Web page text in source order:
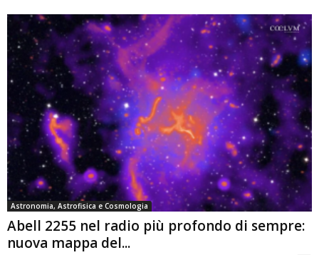
Astronomia, Astrofisica e Cosmologia
Abell 2255 nel radio più profondo di sempre:
nuova mappa del...